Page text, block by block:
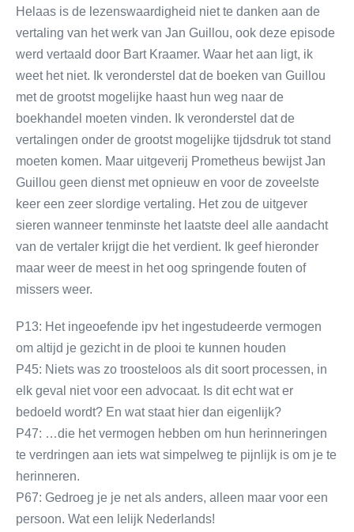
Helaas is de lezenswaardigheid niet te danken aan de
vertaling van het werk van Jan Guillou, ook deze episode
werd vertaald door Bart Kraamer. Waar het aan ligt, ik
weet het niet. Ik veronderstel dat de boeken van Guillou
met de grootst mogelijke haast hun weg naar de
boekhandel moeten vinden. Ik veronderstel dat de
vertalingen onder de grootst mogelijke tijdsdruk tot stand
moeten komen. Maar uitgeverij Prometheus bewijst Jan
Guillou geen dienst met opnieuw en voor de zoveelste
keer een zeer slordige vertaling. Het zou de uitgever
sieren wanneer tenminste het laatste deel alle aandacht
van de vertaler krijgt die het verdient. Ik geef hieronder
maar weer de meest in het oog springende fouten of
missers weer.
P13: Het ingeoefende ipv het ingestudeerde vermogen
om altijd je gezicht in de plooi te kunnen houden
P45: Niets was zo troosteloos als dit soort processen, in
elk geval niet voor een advocaat. Is dit echt wat er
bedoeld wordt? En wat staat hier dan eigenlijk?
P47: …die het vermogen hebben om hun herinneringen
te verdringen aan iets wat simpelweg te pijnlijk is om je te
herinneren.
P67: Gedroeg je je net als anders, alleen maar voor een
persoon. Wat een lelijk Nederlands!